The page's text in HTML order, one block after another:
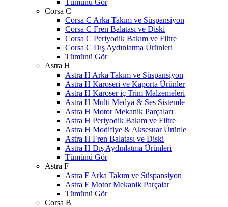
Tümünü Gör
Corsa C
Corsa C Arka Takım ve Süspansiyon
Corsa C Fren Balatası ve Diski
Corsa C Periyodik Bakım ve Filtre
Corsa C Dış Aydınlatma Ürünleri
Tümünü Gör
Astra H
Astra H Arka Takım ve Süspansiyon
Astra H Karoseri ve Kaporta Ürünler
Astra H Karoser iç Trim Malzemeleri
Astra H Multi Medya & Ses Sistemle
Astra H Motor Mekanik Parçaları
Astra H Periyodik Bakım ve Filtre
Astra H Modifiye & Aksesuar Ürünle
Astra H Fren Balatası ve Diski
Astra H Dış Aydınlatma Ürünleri
Tümünü Gör
Astra F
Astra F Arka Takım ve Süspansiyon
Astra F Motor Mekanik Parçalar
Tümünü Gör
Corsa B